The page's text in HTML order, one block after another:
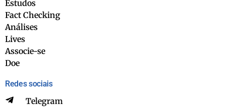
Estudos
Fact Checking
Análises
Lives
Associe-se
Doe
Redes sociais
Telegram